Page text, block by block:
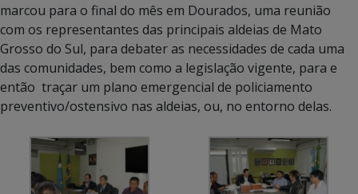
marcou para o final do mês em Dourados, uma reunião
com os representantes das principais aldeias de Mato
Grosso do Sul, para debater as necessidades de cada uma
das comunidades, bem como a legislação vigente, para e
então traçar um plano emergencial de policiamento
preventivo/ostensivo nas aldeias, ou, no entorno delas.